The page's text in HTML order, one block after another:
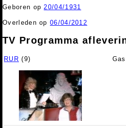
Geboren op20/04/1931
Overleden op06/04/2012
TV Programma
RUR (9)